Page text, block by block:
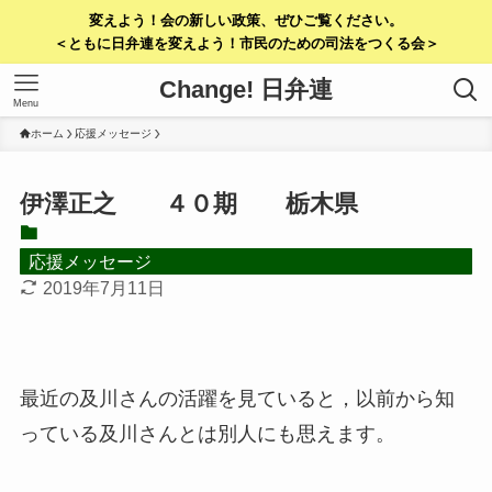
変えよう！会の新しい政策、ぜひご覧ください。
＜ともに日弁連を変えよう！市民のための司法をつくる会＞
Change! 日弁連
Menu
ホーム 応援メッセージ
伊澤正之 ４０期 栃木県
応援メッセージ
2019年7月11日
最近の及川さんの活躍を見ていると，以前から知
っている及川さんとは別人にも思えます。